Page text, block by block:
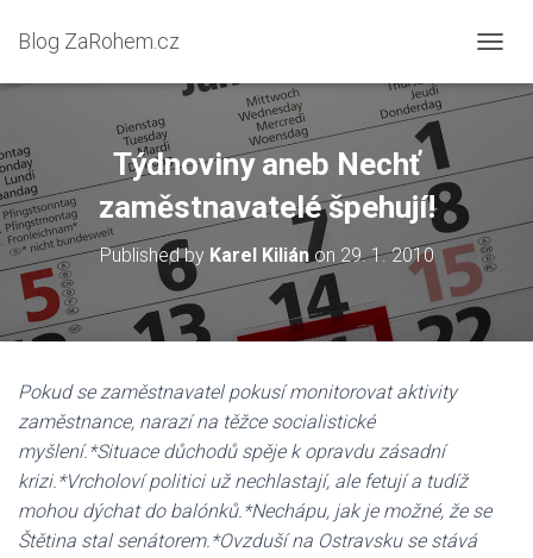
Blog ZaRohem.cz
Ř
E
N
A
G
Týdnoviny aneb Nechť
zaměstnavatelé špehují!
Published by Karel Kiliánon 29. 1. 2010
Pokud se zaměstnavatel pokusí monitorovat aktivity
zaměstnance, narazí na těžce socialistické
myšlení.*Situace důchodů spěje k opravdu zásadní
krizi.*Vrcholoví politici už nechlastají, ale fetují a tudíž
mohou dýchat do balónků.*Nechápu, jak je možné, že se
Štětina stal senátorem.*Ovzduší na Ostravsku se stává